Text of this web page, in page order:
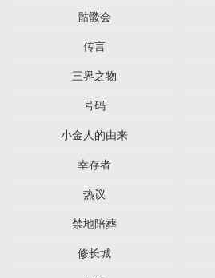
骷髅会
传言
三界之物
号码
小金人的由来
幸存者
热议
禁地陪葬
修长城